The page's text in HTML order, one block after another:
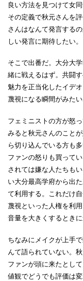
良い方法を見つけて女
その定義で秋元さんを
さんはなんて発言する
しい発言に期待したい。
そこで出番だ。大分大
緒に戦えるはず。共闘
魅力を正当化したイデ
蔑視になる瞬間がみた
フェミニストの方が怒
みると秋元さんのこと
ら切り込んでいる方も
ファンの怒りも買って
されては嫌な人たちも
い大分最高学府から出
て利用する。これだけ
蔑視といった人権を利
音量を大きくするときに
ちなみにメイクが上手
んて語られていない。
ファンが頭に来たとし
値観でどうでも評価は